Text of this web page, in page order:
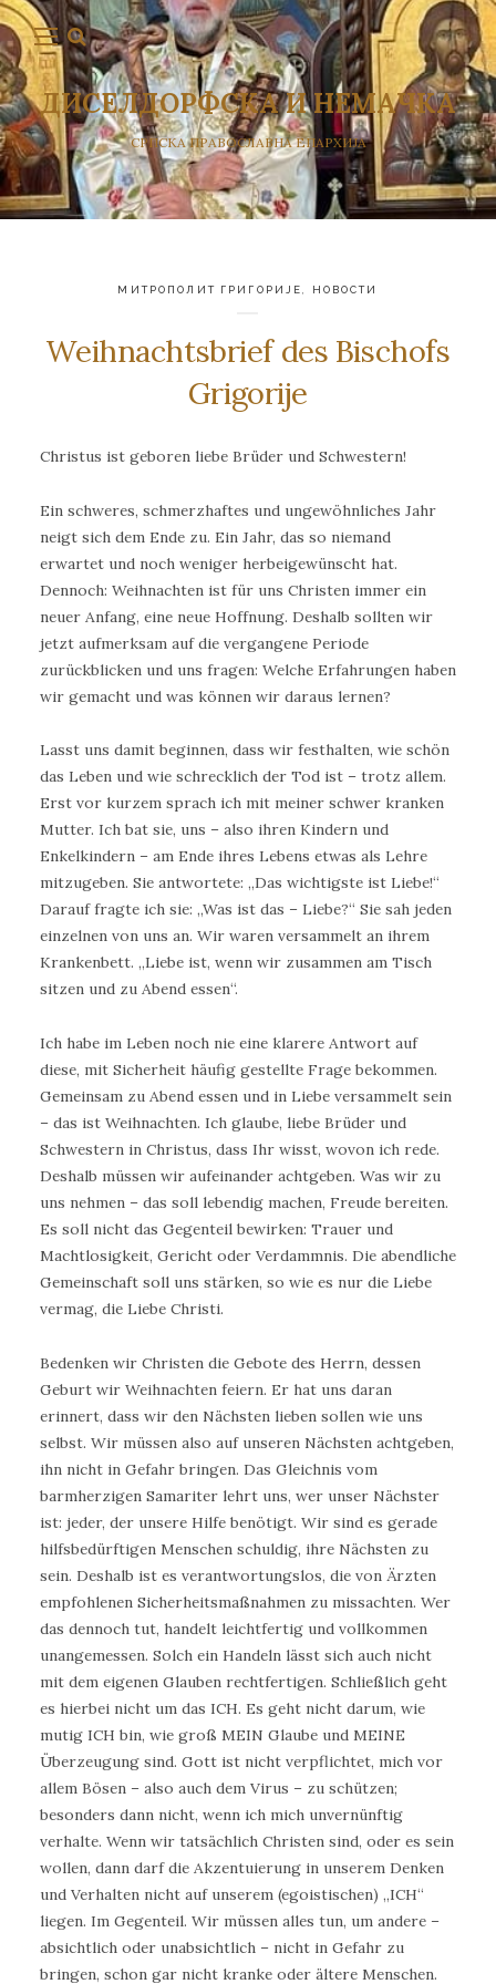
ДИСЕЛДОРФСКА И НЕМАЧКА
СРПСКА ПРАВОСЛАВНА ЕПАРХИЈА
МИТРОПОЛИТ ГРИГОРИЈЕ НОВОСТИ
Weihnachtsbrief des Bischofs
Grigorije
Christus ist geboren liebe Brüder und Schwestern!
Ein schweres, schmerzhaftes und ungewöhnliches Jahr
neigt sich dem Ende zu. Ein Jahr, das so niemand
erwartet und noch weniger herbeigewünscht hat.
Dennoch: Weihnachten ist für uns Christen immer ein
neuer Anfang, eine neue Hoffnung. Deshalb sollten wir
jetzt aufmerksam auf die vergangene Periode
zurückblicken und uns fragen: Welche Erfahrungen haben
wir gemacht und was können wir daraus lernen?
Lasst uns damit beginnen, dass wir festhalten, wie schön
das Leben und wie schrecklich der Tod ist – trotz allem.
Erst vor kurzem sprach ich mit meiner schwer kranken
Mutter. Ich bat sie, uns – also ihren Kindern und
Enkelkindern – am Ende ihres Lebens etwas als Lehre
mitzugeben. Sie antwortete: „Das wichtigste ist Liebe!“
Darauf fragte ich sie: „Was ist das – Liebe?“ Sie sah jeden
einzelnen von uns an. Wir waren versammelt an ihrem
Krankenbett. „Liebe ist, wenn wir zusammen am Tisch
sitzen und zu Abend essen“.
Ich habe im Leben noch nie eine klarere Antwort auf
diese, mit Sicherheit häufig gestellte Frage bekommen.
Gemeinsam zu Abend essen und in Liebe versammelt sein
– das ist Weihnachten. Ich glaube, liebe Brüder und
Schwestern in Christus, dass Ihr wisst, wovon ich rede.
Deshalb müssen wir aufeinander achtgeben. Was wir zu
uns nehmen – das soll lebendig machen, Freude bereiten.
Es soll nicht das Gegenteil bewirken: Trauer und
Machtlosigkeit, Gericht oder Verdammnis. Die abendliche
Gemeinschaft soll uns stärken, so wie es nur die Liebe
vermag, die Liebe Christi.
Bedenken wir Christen die Gebote des Herrn, dessen
Geburt wir Weihnachten feiern. Er hat uns daran
erinnert, dass wir den Nächsten lieben sollen wie uns
selbst. Wir müssen also auf unseren Nächsten achtgeben,
ihn nicht in Gefahr bringen. Das Gleichnis vom
barmherzigen Samariter lehrt uns, wer unser Nächster
ist: jeder, der unsere Hilfe benötigt. Wir sind es gerade
hilfsbedürftigen Menschen schuldig, ihre Nächsten zu
sein. Deshalb ist es verantwortungslos, die von Ärzten
empfohlenen Sicherheitsmaßnahmen zu missachten. Wer
das dennoch tut, handelt leichtfertig und vollkommen
unangemessen. Solch ein Handeln lässt sich auch nicht
mit dem eigenen Glauben rechtfertigen. Schließlich geht
es hierbei nicht um das ICH. Es geht nicht darum, wie
mutig ICH bin, wie groß MEIN Glaube und MEINE
Überzeugung sind. Gott ist nicht verpflichtet, mich vor
allem Bösen – also auch dem Virus – zu schützen;
besonders dann nicht, wenn ich mich unvernünftig
verhalte. Wenn wir tatsächlich Christen sind, oder es sein
wollen, dann darf die Akzentuierung in unserem Denken
und Verhalten nicht auf unserem (egoistischen) „ICH“
liegen. Im Gegenteil. Wir müssen alles tun, um andere –
absichtlich oder unabsichtlich – nicht in Gefahr zu
bringen, schon gar nicht kranke oder ältere Menschen.